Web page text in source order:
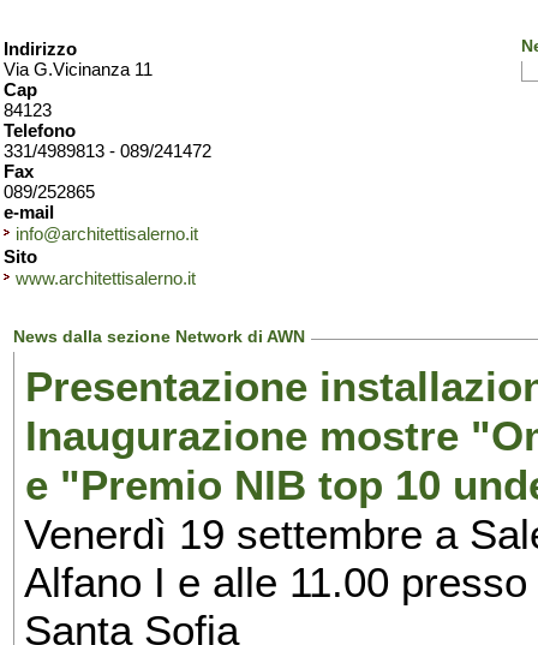
Indirizzo
Via G.Vicinanza 11
Cap
84123
Telefono
331/4989813 - 089/241472
Fax
089/252865
e-mail
info@architettisalerno.it
Sito
www.architettisalerno.it
News dalla sezione Network di AWN
Presentazione
Inaugurazione mostre
e "Premio NIB top 10
Venerdì 19 settembre a
Alfano I e alle 11.00
Santa Sofia